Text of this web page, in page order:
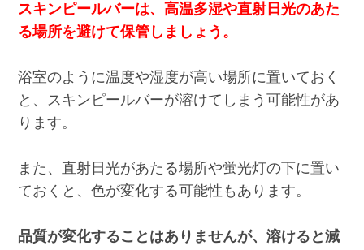
スキンピールバーは、高温多湿や直射日光のあた
る場所を避けて保管しましょう。
浴室のように温度や湿度が高い場所に置いておく
と、スキンピールバーが溶けてしまう可能性があ
ります。
また、直射日光があたる場所や蛍光灯の下に置い
ておくと、色が変化する可能性もあります。
品質が変化することはありませんが、溶けると減